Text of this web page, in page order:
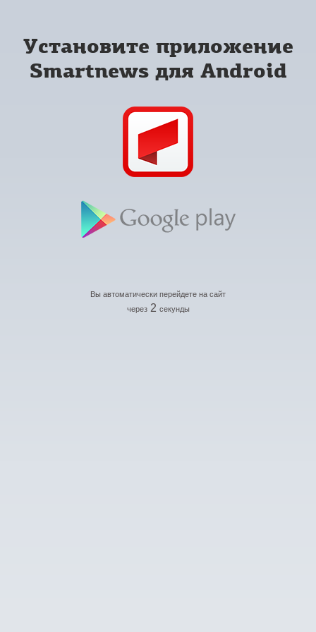
Установите приложение
Smartnews для Android
Вы автоматически перейдете на сайт
через 2 секунды